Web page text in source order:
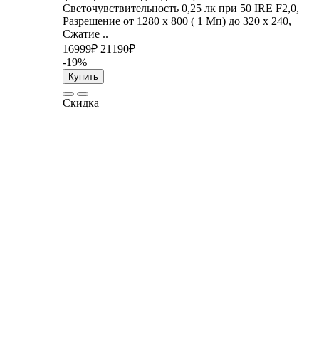
Светочувствительность 0,25 лк при 50 IRE F2,0,
Разрешение от 1280 x 800 ( 1 Мп) до 320 x 240,
Сжатие ..
16999₽ 21190₽
-19%
Купить
Скидка